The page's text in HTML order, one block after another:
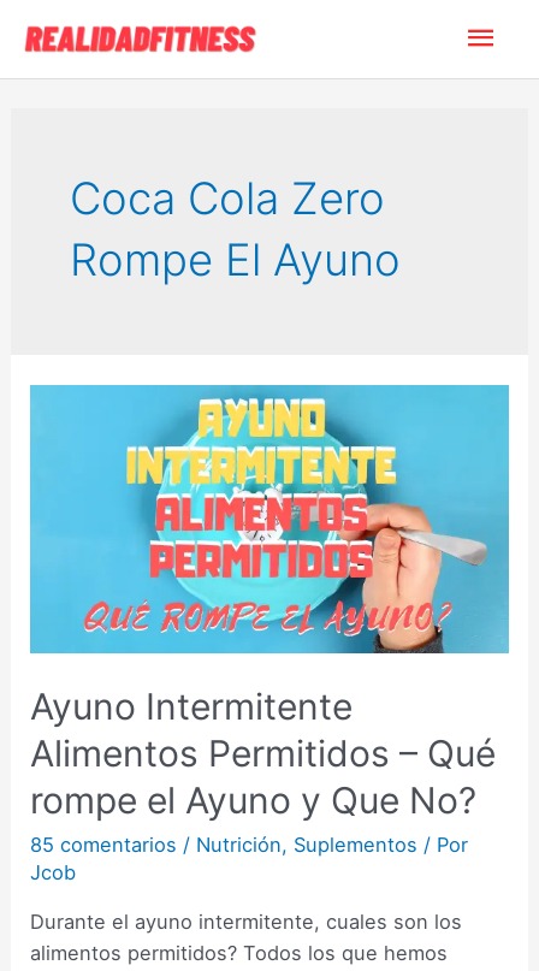
contenido
Coca Cola Zero
Rompe El Ayuno
Ayuno Intermitente
Alimentos Permitidos – Qué
rompe el Ayuno y Que No?
85 comentarios / Nutrición, Suplementos / Por
Jcob
Durante el ayuno intermitente, cuales son los
alimentos permitidos? Todos los que hemos